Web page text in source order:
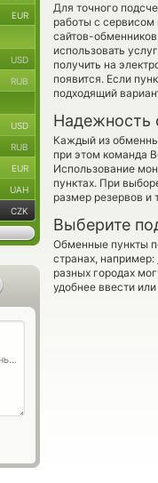
Для точного
работы с
сайтов-
использовать
получить на
появится. Если
подходящий
Надежность
Каждый из
при этом команда
Использование
пунктах. При
размер резервов и
Выберите
Обменные пункты
странах, например:
разных городах
удобнее ввести
EUR
USD
RUB
USD
RUB
EUR
UAH
CZK